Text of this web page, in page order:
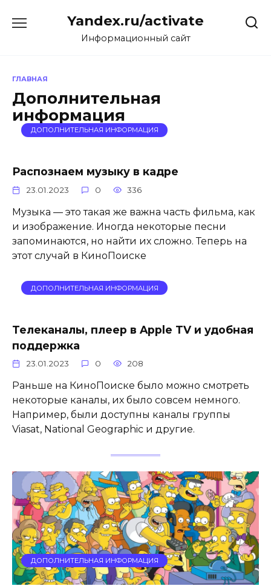
Yandex.ru/activate
Информационный сайт
ГЛАВНАЯ
Дополнительная
информация
ДОПОЛНИТЕЛЬНАЯ ИНФОРМАЦИЯ
Распознаем музыку в кадре
23.01.2023 0 336
Музыка — это такая же важна часть фильма, как
и изображение. Иногда некоторые песни
запоминаются, но найти их сложно. Теперь на
этот случай в КиноПоиске
ДОПОЛНИТЕЛЬНАЯ ИНФОРМАЦИЯ
Телеканалы, плеер в Apple TV и удобная
поддержка
23.01.2023 0 208
Раньше на КиноПоиске было можно смотреть
некоторые каналы, их было совсем немного.
Например, были доступны каналы группы
Viasat, National Geographic и другие.
ДОПОЛНИТЕЛЬНАЯ ИНФОРМАЦИЯ